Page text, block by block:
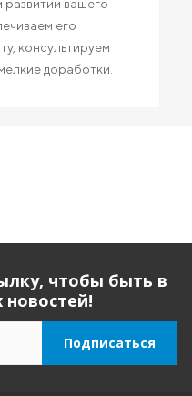
развитии вашего
его
консультируем
доработки.
чтобы быть в
новостей!